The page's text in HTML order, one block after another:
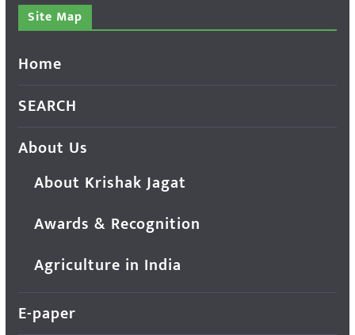
Site Map
Home
SEARCH
About Us
About Krishak Jagat
Awards & Recognition
Agriculture in India
E-paper